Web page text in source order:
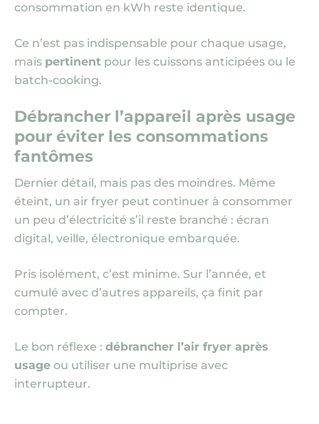
consommation en kWh reste identique.
Ce n’est pas indispensable pour chaque usage,
mais pertinent pour les cuissons anticipées ou le
batch‑cooking.
Débrancher l’appareil après usage
pour éviter les consommations
fantômes
Dernier détail, mais pas des moindres. Même
éteint, un air fryer peut continuer à consommer
un peu d’électricité s’il reste branché : écran
digital, veille, électronique embarquée.
Pris isolément, c’est minime. Sur l’année, et
cumulé avec d’autres appareils, ça finit par
compter.
Le bon réflexe : débrancher l’air fryer après
usage ou utiliser une multiprise avec
interrupteur.